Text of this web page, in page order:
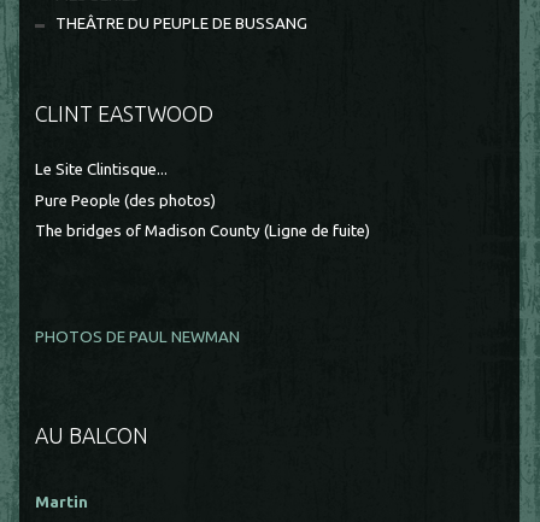
THEÂTRE DU PEUPLE DE BUSSANG
CLINT EASTWOOD
Le Site Clintisque...
Pure People (des photos)
The bridges of Madison County (Ligne de fuite)
PHOTOS DE PAUL NEWMAN
AU BALCON
Martin